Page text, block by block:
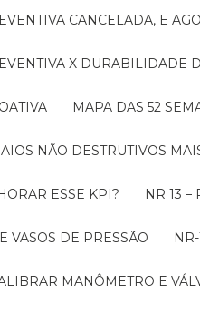
CANCELADA, E
X DURABILIDADE
MAPA DAS 52
NÃO DESTRUTIVOS
ESSE KPI? NR 13
VASOS DE PRESSÃO
MANÔMETRO E